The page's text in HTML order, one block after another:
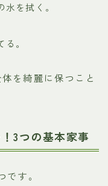
を拭く。
。
を綺麗に保つこと
3つの基本家事
す。